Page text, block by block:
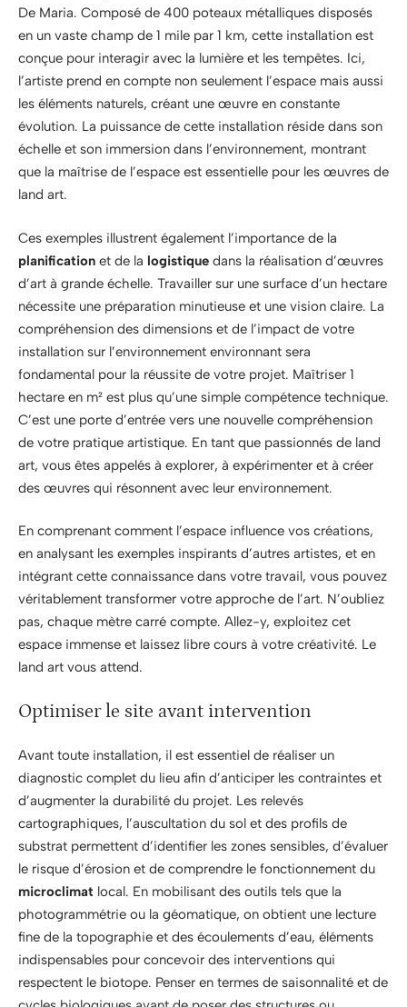
De Maria. Composé de 400 poteaux métalliques disposés
en un vaste champ de 1 mile par 1 km, cette installation est
conçue pour interagir avec la lumière et les tempêtes. Ici,
l’artiste prend en compte non seulement l’espace mais aussi
les éléments naturels, créant une œuvre en constante
évolution. La puissance de cette installation réside dans son
échelle et son immersion dans l’environnement, montrant
que la maîtrise de l’espace est essentielle pour les œuvres de
land art.
Ces exemples illustrent également l’importance de la
planification et de la logistique dans la réalisation d’œuvres
d’art à grande échelle. Travailler sur une surface d’un hectare
nécessite une préparation minutieuse et une vision claire. La
compréhension des dimensions et de l’impact de votre
installation sur l’environnement environnant sera
fondamental pour la réussite de votre projet. Maîtriser 1
hectare en m² est plus qu’une simple compétence technique.
C’est une porte d’entrée vers une nouvelle compréhension
de votre pratique artistique. En tant que passionnés de land
art, vous êtes appelés à explorer, à expérimenter et à créer
des œuvres qui résonnent avec leur environnement.
En comprenant comment l’espace influence vos créations,
en analysant les exemples inspirants d’autres artistes, et en
intégrant cette connaissance dans votre travail, vous pouvez
véritablement transformer votre approche de l’art. N’oubliez
pas, chaque mètre carré compte. Allez-y, exploitez cet
espace immense et laissez libre cours à votre créativité. Le
land art vous attend.
Optimiser le site avant intervention
Avant toute installation, il est essentiel de réaliser un
diagnostic complet du lieu afin d’anticiper les contraintes et
d’augmenter la durabilité du projet. Les relevés
cartographiques, l’auscultation du sol et des profils de
substrat permettent d’identifier les zones sensibles, d’évaluer
le risque d’érosion et de comprendre le fonctionnement du
microclimat local. En mobilisant des outils tels que la
photogrammétrie ou la géomatique, on obtient une lecture
fine de la topographie et des écoulements d’eau, éléments
indispensables pour concevoir des interventions qui
respectent le biotope. Penser en termes de saisonnalité et de